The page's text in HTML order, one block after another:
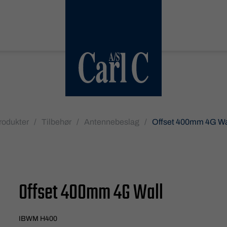
/ Tilbehør / Antennebeslag / Offset 400mm 4G
Offset 400mm 4G Wall
IBWM H400